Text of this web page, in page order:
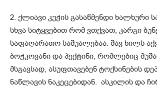
2. ქლიავი კუჭის გასაწმენდი ხალხური
სხვა სიტყვებით რომ ვთქვათ, კარგი
საფაღარათო საშუალებაა. შავ ხილს
ბოჭკოვანი და პექტინი, რომლებიც
მსგავსად, ასუფთავებენ ტოქსინების
ნაწლავის ნაკეცებიდან. ასკილის და